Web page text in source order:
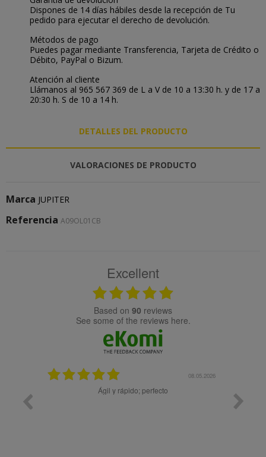
Dispones de 14 días hábiles desde la recepción de Tu
pedido para ejecutar el derecho de devolución.
Métodos de pago
Puedes pagar mediante Transferencia, Tarjeta de Crédito o
Débito, PayPal o Bizum.
Atención al cliente
Llámanos al 965 567 369 de L a V de 10 a 13:30 h. y de 17 a
20:30 h. S de 10 a 14 h.
DETALLES DEL PRODUCTO
VALORACIONES DE PRODUCTO
Marca JUPITER
Referencia A09OL01CB
Excellent
based on 90 reviews
see some of the reviews here.
08.05.2026
Ágil y rápido; perfecto